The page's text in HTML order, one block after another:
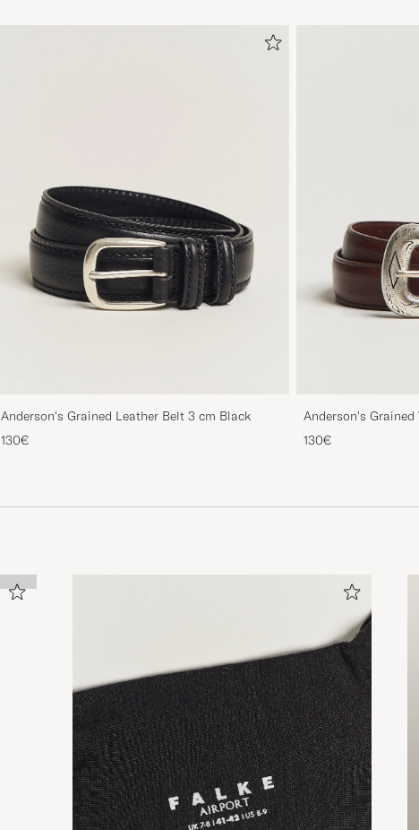
Anderson's Grained Leather Belt 3 cm Black
130€
Anderson's
Brown
130€